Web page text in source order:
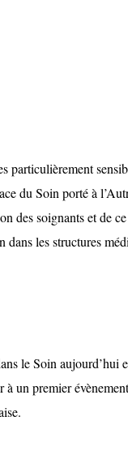
particulièrement
du Soin porté à
des soignants et de
les structures
le Soin aujourd’hui
un premier